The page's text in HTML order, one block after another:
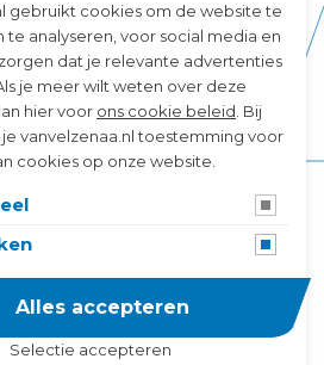
Service
Disclaimer
Algemene voorwaarden
Privacy & Cookies
gebruikt cookies om de website te
analyseren, voor social media en
dat je relevante advertenties
je meer wilt weten over deze
hier voor ons cookie beleid . Bij
vanvelzenaa.nl toestemming voor
cookies op onze website.
Selectie accepteren
Alles accepteren